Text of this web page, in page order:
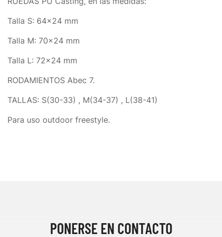
Talla S: 64×24 mm
Talla M: 70×24 mm
Talla L: 72×24 mm
RODAMIENTOS Abec 7.
TALLAS: S(30-33) , M(34-37) , L(38-41)
Para uso outdoor freestyle.
PONERSE EN CONTACTO